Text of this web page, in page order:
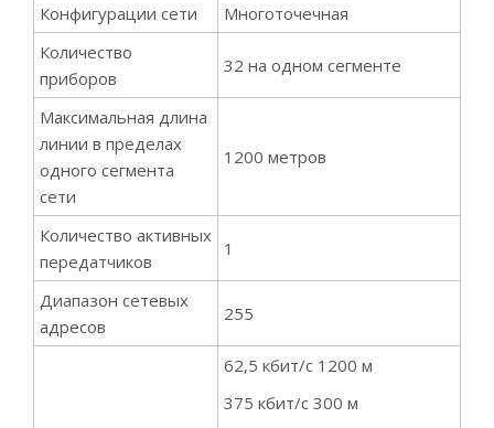
Конфигурации сети
Многоточечная
Количество
приборов
32 на одном сегменте
Максимальная длина
линии в пределах
одного сегмента
сети
1200 метров
Количество активных
передатчиков
1
Диапазон сетевых
адресов
255
62,5 кбит/с 1200 м
375 кбит/с 300 м